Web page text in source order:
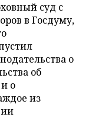
суд с
в Госдуму,
о
об
о
из